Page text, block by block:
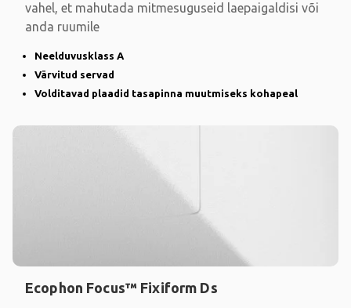
vahel, et mahutada mitmesuguseid laepaigaldisi või
anda ruumile
Neelduvusklass A
Värvitud servad
Volditavad plaadid tasapinna muutmiseks kohapeal
Ecophon Focus™ Fixiform Ds